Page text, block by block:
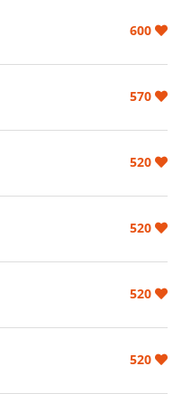
600
570
520
520
520
520